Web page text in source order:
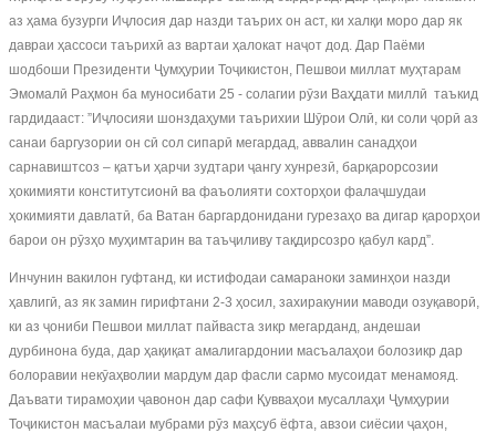
аз ҳама бузурги Иҷлосия дар назди таърих он аст, ки халқи моро дар як
давраи ҳассоси таърихӣ аз вартаи ҳалокат наҷот дод. Дар Паёми
шодбоши Президенти Ҷумҳурии Тоҷикистон, Пешвои миллат муҳтарам
Эмомалӣ Раҳмон ба муносибати 25 - солагии рӯзи Ваҳдати миллӣ таъкид
гардидааст: ”Иҷлосияи шонздаҳуми таърихии Шӯрои Олӣ, ки соли ҷорӣ аз
санаи баргузории он сӣ сол сипарӣ мегардад, аввалин санадҳои
сарнавиштсоз – қатъи ҳарчи зудтари ҷангу хунрезӣ, барқарорсозии
ҳокимияти конститутсионӣ ва фаъолияти сохторҳои фалаҷшудаи
ҳокимияти давлатӣ, ба Ватан баргардонидани гурезаҳо ва дигар қарорҳои
барои он рӯзҳо муҳимтарин ва таъҷиливу тақдирсозро қабул кард”.
Инчунин вакилон гуфтанд, ки истифодаи самараноки заминҳои назди
ҳавлигӣ, аз як замин гирифтани 2-3 ҳосил, захиракунии маводи озуқаворӣ,
ки аз ҷониби Пешвои миллат пайваста зикр мегарданд, андешаи
дурбинона буда, дар ҳақиқат амалигардонии масъалаҳои болозикр дар
болоравии некӯаҳволии мардум дар фасли сармо мусоидат менамояд.
Даъвати тирамоҳии ҷавонон дар сафи Қувваҳои мусаллаҳи Ҷумҳурии
Тоҷикистон масъалаи мубрами рӯз маҳсуб ёфта, авзои сиёсии ҷаҳон,